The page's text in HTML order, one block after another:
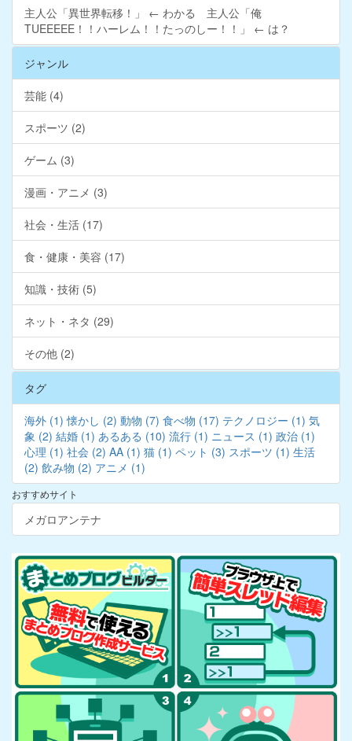
主人公「異世界転移！」 ← わかる 主人公「俺
TUEEEEE！！ハーレム！！たっのしー！！」 ← は？
ジャンル
芸能 (4)
スポーツ (2)
ゲーム (3)
漫画・アニメ (3)
社会・生活 (17)
食・健康・美容 (17)
知識・技術 (5)
ネット・ネタ (29)
その他 (2)
タグ
海外 (1) 懐かし (2) 動物 (7) 食べ物 (17) テクノロジー (1) 気
象 (2) 結婚 (1) あるある (10) 流行 (1) ニュース (1) 政治 (1)
心理 (1) 社会 (2) AA (1) 猫 (1) ペット (3) スポーツ (1) 生活
(2) 飲み物 (2) アニメ (1)
おすすめサイト
メガロアンテナ